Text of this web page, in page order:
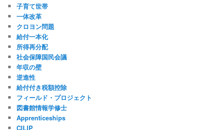
子育て世帯
一体改革
クロヨン問題
給付一本化
所得再分配
社会保障国民会議
年収の壁
逆進性
給付付き税額控除
フィールド・プロジェクト
図書館情報学修士
Apprenticeships
CILIP